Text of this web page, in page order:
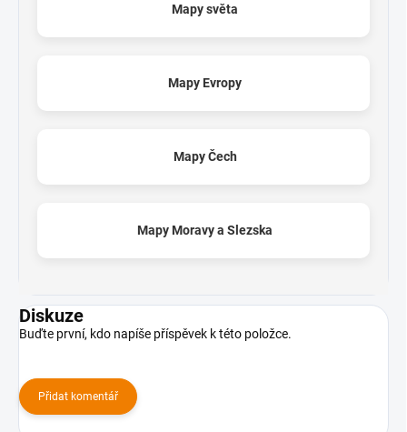
Mapy světa
Mapy Evropy
Mapy Čech
Mapy Moravy a Slezska
Diskuze
Buďte první, kdo napíše příspěvek k této položce.
Přidat komentář